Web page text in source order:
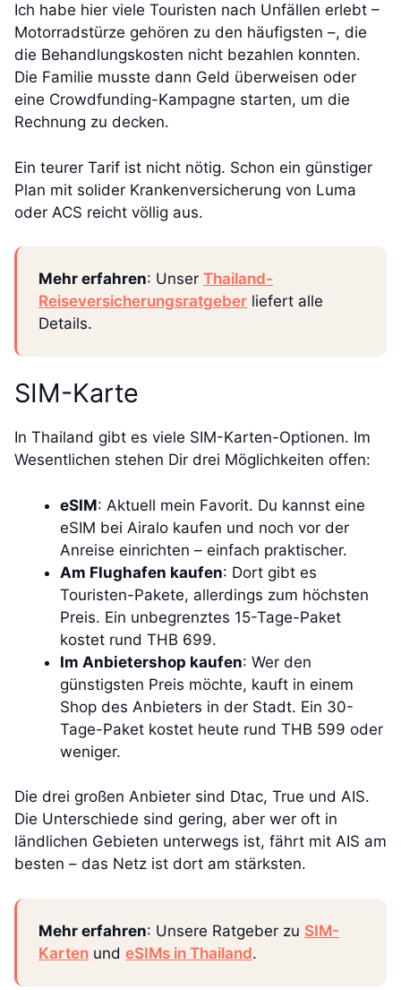
Ich habe hier viele Touristen nach Unfällen erlebt –
Motorradstürze gehören zu den häufigsten –, die
die Behandlungskosten nicht bezahlen konnten.
Die Familie musste dann Geld überweisen oder
eine Crowdfunding-Kampagne starten, um die
Rechnung zu decken.
Ein teurer Tarif ist nicht nötig. Schon ein günstiger
Plan mit solider Krankenversicherung von Luma
oder ACS reicht völlig aus.
Mehr erfahren: Unser Thailand-
Reiseversicherungsratgeber liefert alle
Details.
SIM-Karte
In Thailand gibt es viele SIM-Karten-Optionen. Im
Wesentlichen stehen Dir drei Möglichkeiten offen:
eSIM: Aktuell mein Favorit. Du kannst eine
eSIM bei Airalo kaufen und noch vor der
Anreise einrichten – einfach praktischer.
Am Flughafen kaufen: Dort gibt es
Touristen-Pakete, allerdings zum höchsten
Preis. Ein unbegrenztes 15-Tage-Paket
kostet rund THB 699.
Im Anbietershop kaufen: Wer den
günstigsten Preis möchte, kauft in einem
Shop des Anbieters in der Stadt. Ein 30-
Tage-Paket kostet heute rund THB 599 oder
weniger.
Die drei großen Anbieter sind Dtac, True und AIS.
Die Unterschiede sind gering, aber wer oft in
ländlichen Gebieten unterwegs ist, fährt mit AIS am
besten – das Netz ist dort am stärksten.
Mehr erfahren: Unsere Ratgeber zu SIM-
Karten und eSIMs in Thailand.